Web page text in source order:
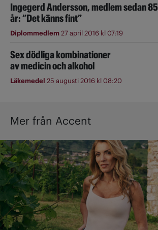
Ingegerd Andersson, medlem sedan 85
år: ”Det känns fint”
Diplommedlem27 april 2016 kl 07:19
Sex dödliga kombinationer
av medicin och alkohol
Läkemedel 25 augusti 2016 kl 08:20
Mer från Accent